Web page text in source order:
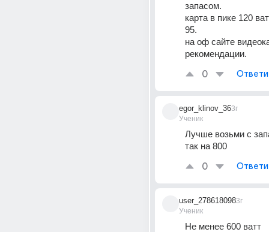
запасом.
карта в пике 120
95.
на оф сайте
рекомендации.
0
egor_klinov_36
Ученик
3г
Лучше возьми с
так на 800
0
user_278618098
Ученик
3г
Не менее 600 ватт